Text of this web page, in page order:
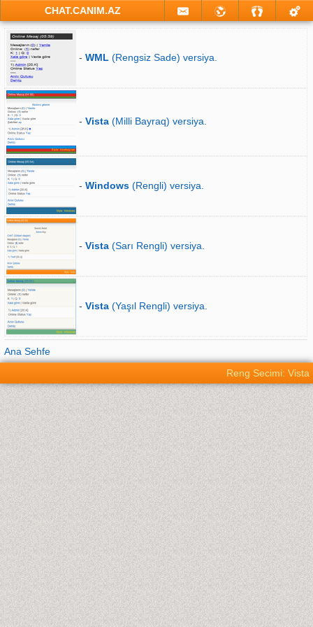
CHAT.CANIM.AZ
- WML (Rengsiz Sade) versiya.
- Vista (Milli Bayraq) versiya.
- Windows (Rengli) versiya.
- Vista (Sarı Rengli) versiya.
- Vista (Yaşıl Rengli) versiya.
Ana Sehfe
Reng Secimi: Vista